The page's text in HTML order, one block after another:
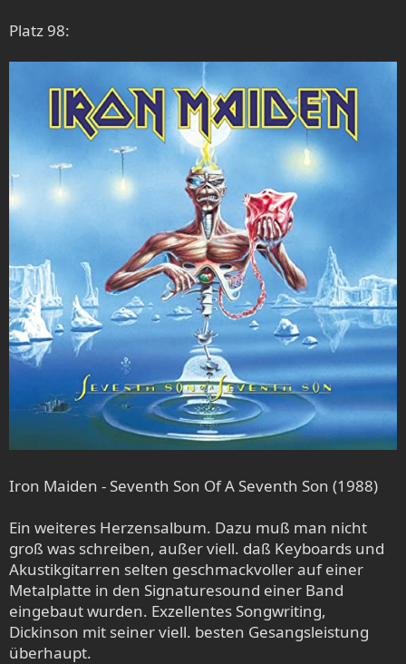
Platz 98:
Iron Maiden - Seventh Son Of A Seventh Son (1988)
Ein weiteres Herzensalbum. Dazu muß man nicht
groß was schreiben, außer viell. daß Keyboards und
Akustikgitarren selten geschmackvoller auf einer
Metalplatte in den Signaturesound einer Band
eingebaut wurden. Exzellentes Songwriting,
Dickinson mit seiner viell. besten Gesangsleistung
überhaupt.